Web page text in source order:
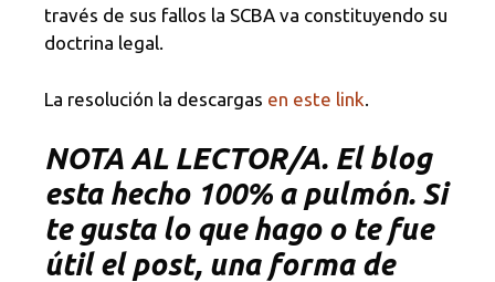
través de sus fallos la SCBA va constituyendo su
doctrina legal.
La resolución la descargas en este link
NOTA AL LECTOR/A. El blog
esta hecho 100% a pulmón. Si
te gusta lo que hago o te fue
útil el post, una forma de